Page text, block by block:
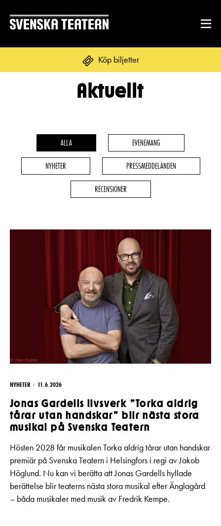
Köp biljetter
Svenska
Unga
DITT BESÖK
Mat & dryck
GRUPPER & FÖRETAG
Pedagognätverk & skolgrupper
Kontaktuppgifter
Svenska Teatern Live
Aktuellt
ALLA EVENEMANG
NYHETER PRESSMEDDELANDEN
RECENSIONER
NYHETER 11.6.2026
Jonas Gardells livsverk ”Torka aldrig
tårar utan handskar” blir nästa stora
musikal på Svenska Teatern
Hösten 2028 får musikalen Torka aldrig tårar utan handskar
premiär på Svenska Teatern i Helsingfors i regi av Jakob
Höglund. Nu kan vi berätta att Jonas Gardells hyllade
berättelse blir teaterns nästa stora musikal efter Änglagård
– båda musikaler med musik av Fredrik Kempe.